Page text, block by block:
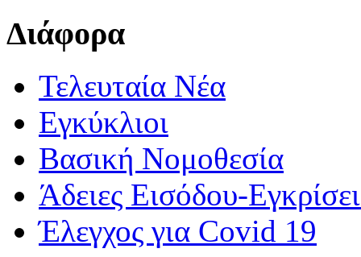
Διάφορα
Τελευταία Νέα
Εγκύκλιοι
Βασική Νομοθεσία
Άδειες Εισόδου-
Έλεγχος για Covid 19